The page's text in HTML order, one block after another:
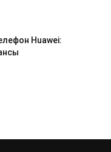
Huawei: